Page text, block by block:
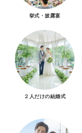
挙式・披露宴
２人だけの結婚式